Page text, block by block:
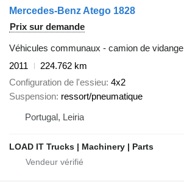
Mercedes-Benz Atego 1828
Prix sur demande
Véhicules communaux - camion de vidange
2011
224.762 km
Configuration de l'essieu 4x2
Suspension ressort/pneumatique
Portugal, Leiria
LOAD IT Trucks | Machinery | Parts